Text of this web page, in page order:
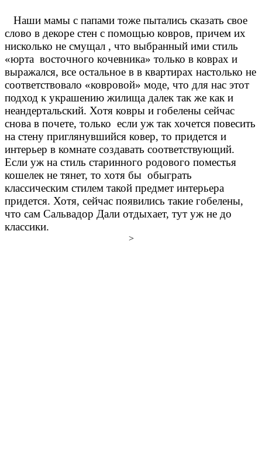
Наши мамы с папами тоже пытались сказать свое
слово в декоре стен с помощью ковров, причем их
нисколько не смущал , что выбранный ими стиль
«юрта восточного кочевника» только в коврах и
выражался, все остальное в в квартирах настолько не
соответствовало «ковровой» моде, что для нас этот
подход к украшению жилища далек так же как и
неандертальский. Хотя ковры и гобелены сейчас
снова в почете, только если уж так хочется повесить
на стену приглянувшийся ковер, то придется и
интерьер в комнате создавать соответствующий.
Если уж на стиль старинного родового поместья
кошелек не тянет, то хотя бы обыграть
классическим стилем такой предмет интерьера
придется. Хотя, сейчас появились такие гобелены,
что сам Сальвадор Дали отдыхает, тут уж не до
классики.
>